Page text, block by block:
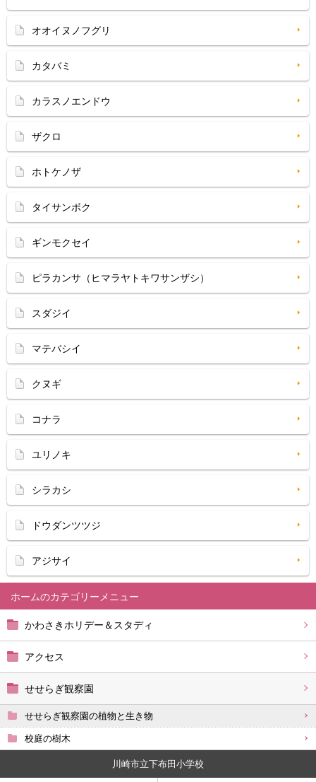
ホーム
かわさきホリデー＆スタディ
アクセス
せせらぎ観察園
せせらぎ観察園の植物と生き物
校庭の樹木
オオイヌノフグリ
カタバミ
カラスノエンドウ
ザクロ
ホトケノザ
タイサンボク
ギンモクセイ
ピラカンサ（ヒマラヤトキワサンザシ）
スダジイ
マテバシイ
クヌギ
コナラ
ユリノキ
シラカシ
ドウダンツツジ
アジサイ
川崎市立下布田小学校